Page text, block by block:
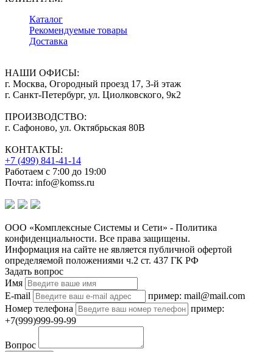
Каталог
Рекомендуемые товары
Доставка
НАШИ ОФИСЫ:
г. Москва, Огородный проезд 17, 3-й этаж
г. Санкт-Петербург, ул. Циолковского, 9к2
ПРОИЗВОДСТВО:
г. Сафоново, ул. Октябрьская 80В
КОНТАКТЫ:
+7 (499) 841-41-14
Работаем с 7:00 до 19:00
Почта: info@komss.ru
ООО «Комплексные Системы и Сети» - Политика
конфиденциальности. Все права защищены.
Информация на сайте не является публичной офертой
определяемой положениями ч.2 ст. 437 ГК РФ
Задать вопрос
Имя
E-mail
пример: mail@mail.com
Номер телефона
пример:
+7(999)999-99-99
Вопрос